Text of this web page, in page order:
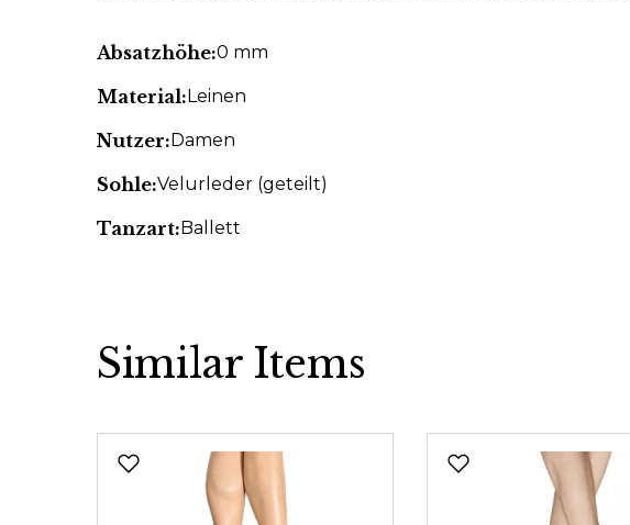
Absatzhöhe:0 mm
Material:Leinen
Nutzer:Damen
Sohle:Velurleder (geteilt)
Tanzart:Ballett
Similar Items